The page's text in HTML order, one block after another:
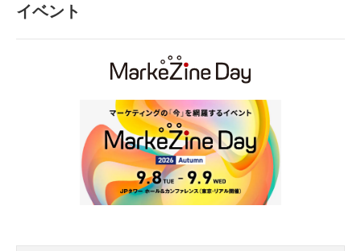
イベント